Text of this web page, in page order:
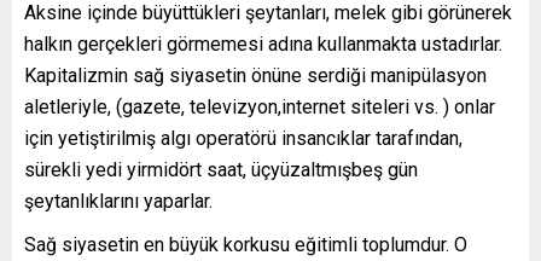
Aksine içinde büyüttükleri şeytanları, melek gibi görünerek
halkın gerçekleri görmemesi adına kullanmakta ustadırlar.
Kapitalizmin sağ siyasetin önüne serdiği manipülasyon
aletleriyle, (gazete, televizyon,internet siteleri vs. ) onlar
için yetiştirilmiş algı operatörü insancıklar tarafından,
sürekli yedi yirmidört saat, üçyüzaltmışbeş gün
şeytanlıklarını yaparlar.
Sağ siyasetin en büyük korkusu eğitimli toplumdur. O